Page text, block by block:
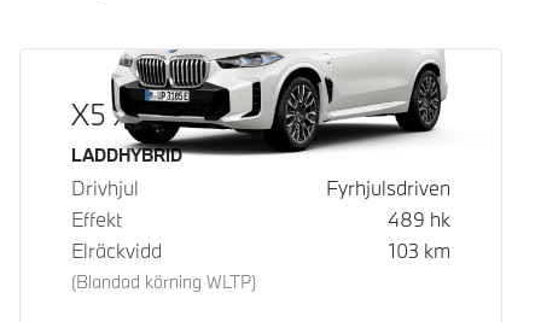
X5 xDrive50e
Bränsle
LADDHYBRID
Drivhjul
Fyrhjulsdriven
Effekt
489 hk
Elräckvidd
(Blandad körning WLTP)
103 km